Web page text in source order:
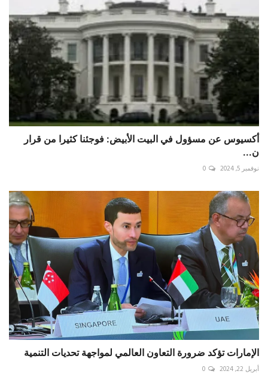
أكسيوس عن مسؤول في البيت الأبيض: فوجئنا كثيرا من قرار
ن...
نوفمبر 5, 2024 0
الإمارات تؤكد ضرورة التعاون العالمي لمواجهة تحديات التنمية
أبريل 22, 2024 0